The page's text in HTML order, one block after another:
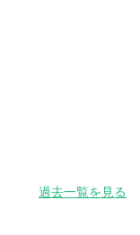
過去一覧を見る